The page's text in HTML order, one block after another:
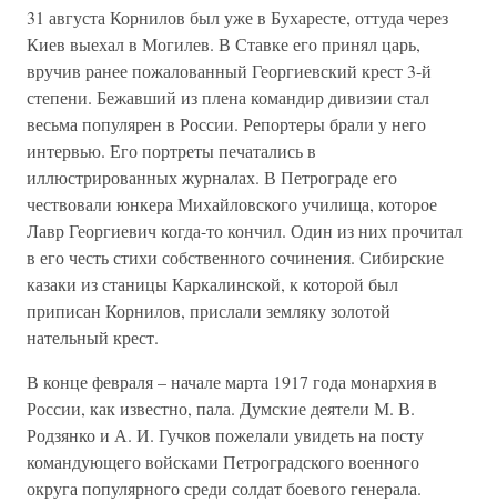
31 августа Корнилов был уже в Бухаресте, оттуда через
Киев выехал в Могилев. В Ставке его принял царь,
вручив ранее пожалованный Георгиевский крест 3-й
степени. Бежавший из плена командир дивизии стал
весьма популярен в России. Репортеры брали у него
интервью. Его портреты печатались в
иллюстрированных журналах. В Петрограде его
чествовали юнкера Михайловского училища, которое
Лавр Георгиевич когда-то кончил. Один из них прочитал
в его честь стихи собственного сочинения. Сибирские
казаки из станицы Каркалинской, к которой был
приписан Корнилов, прислали земляку золотой
нательный крест.
В конце февраля – начале марта 1917 года монархия в
России, как известно, пала. Думские деятели М. В.
Родзянко и А. И. Гучков пожелали увидеть на посту
командующего войсками Петроградского военного
округа популярного среди солдат боевого генерала.